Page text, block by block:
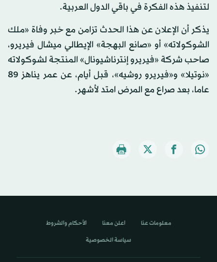
لتنفيذ هذه الفكرة في باقي الدول العربية.
يذكر أن الإعلان عن هذا الحدث تزامن مع خبر وفاة «ملك
الشوكولاته» أو «صانع البهجة» الإيطالي ميشال فيريرو،
صاحب شركة «فيريرو إنترناشيونال» المنتجة لشوكولاته
«نوتيلا» و«فيريرو روشيه»، قبل أيام، عن عمر يناهز 89
عاما، بعد صراع مع المرض امتد لأشهر.
معلومات عنا اعلن معنا الأحكام والشروط
سياسة الخصوصية